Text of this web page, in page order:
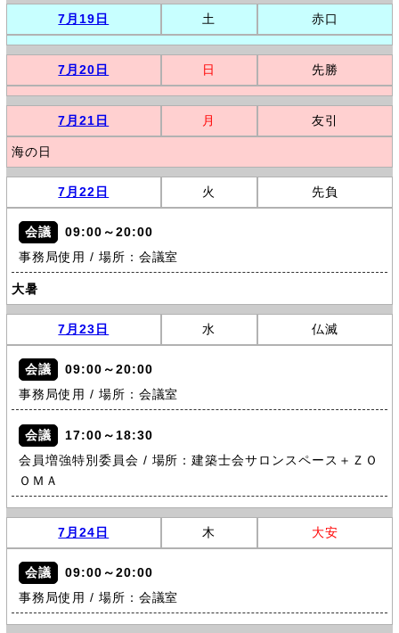
7月19日 土 赤口
7月20日 日 先勝
7月21日 月 友引
海の日
7月22日 火 先負
会議
09:00～20:00
事務局使用 / 場所：会議室
大暑
7月23日 水 仏滅
会議
09:00～20:00
事務局使用 / 場所：会議室
会議
17:00～18:30
会員増強特別委員会 / 場所：建築士会サロンスペース＋ＺＯ
ＯＭＡ
7月24日 木 大安
会議
09:00～20:00
事務局使用 / 場所：会議室